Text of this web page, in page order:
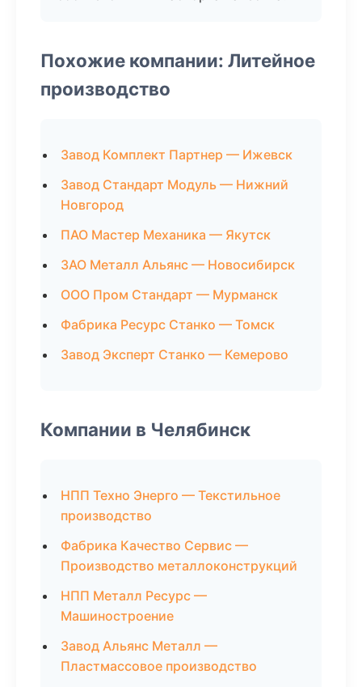
Похожие компании: Литейное
производство
Завод Комплект Партнер — Ижевск
Завод Стандарт Модуль — Нижний
Новгород
ПАО Мастер Механика — Якутск
ЗАО Металл Альянс — Новосибирск
ООО Пром Стандарт — Мурманск
Фабрика Ресурс Станко — Томск
Завод Эксперт Станко — Кемерово
Компании в Челябинск
НПП Техно Энерго — Текстильное
производство
Фабрика Качество Сервис —
Производство металлоконструкций
НПП Металл Ресурс —
Машиностроение
Завод Альянс Металл —
Пластмассовое производство